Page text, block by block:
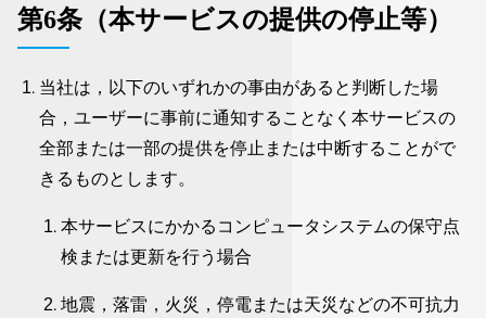
第6条（本サービスの提供の停止等）
当社は，以下のいずれかの事由があると判断した場
合，ユーザーに事前に通知することなく本サービスの
全部または一部の提供を停止または中断することがで
きるものとします。
本サービスにかかるコンピュータシステムの保守点
検または更新を行う場合
地震，落雷，火災，停電または天災などの不可抗力